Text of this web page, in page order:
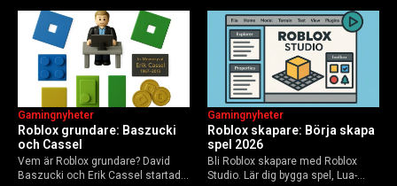
AI-drivna innovationer.
Roblox grundare: Baszucki
och Cassel
Gamingnyheter
Vem är Roblox grundare? David
Baszucki och Erik Cassel startade
Roblox skapare: Börja skapa
spel 2026
Gamingnyheter
Bli Roblox skapare med Roblox
Studio. Lär dig bygga spel, Lua-